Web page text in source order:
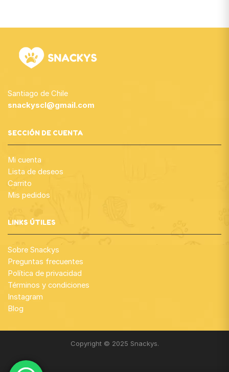
Santiago de Chile
snackyscl@gmail.com
SECCIÓN DE CUENTA
Mi cuenta
Lista de deseos
Carrito
Mis pedidos
LINKS ÚTILES
Sobre Snackys
Preguntas frecuentes
Política de privacidad
Términos y condiciones
Instagram
Blog
Copyright © 2025 Snackys.